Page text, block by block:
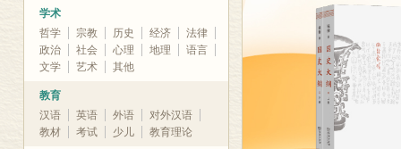
学术
哲学
宗教 历史 经济
法律
政治
社会 心理 地理
语言
文学
艺术 其他
教育
汉语
英语 外语
对外汉语
教材
考试 少儿 教育理论